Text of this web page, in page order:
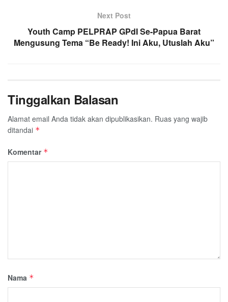
Next Post
Youth Camp PELPRAP GPdI Se-Papua Barat
Mengusung Tema “Be Ready! Ini Aku, Utuslah Aku”
Tinggalkan Balasan
Alamat email Anda tidak akan dipublikasikan. Ruas yang wajib
ditandai *
Komentar *
Nama *